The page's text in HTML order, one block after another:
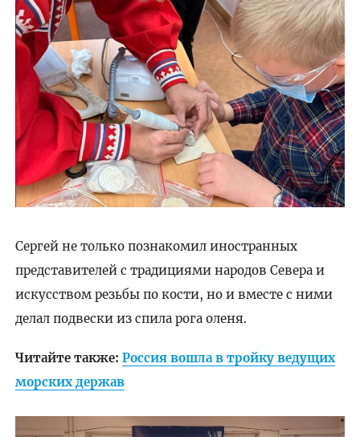
Сергей не только познакомил иностранных
представителей с традициями народов Севера и
искусством резьбы по кости, но и вместе с ними
делал подвески из спила рога оленя.
Читайте также: Россия вошла в тройку ведущих
морских держав